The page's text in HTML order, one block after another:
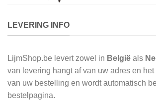
LEVERING INFO
LijmShop.be levert zowel in België als
van levering hangt af van uw adres en
van uw bestelling en wordt automatisch
bestelpagina.